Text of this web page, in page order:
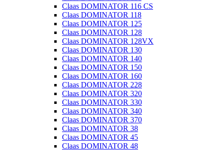
Claas DOMINATOR 116 CS
Claas DOMINATOR 118
Claas DOMINATOR 125
Claas DOMINATOR 128
Claas DOMINATOR 128VX
Claas DOMINATOR 130
Claas DOMINATOR 140
Claas DOMINATOR 150
Claas DOMINATOR 160
Claas DOMINATOR 228
Claas DOMINATOR 320
Claas DOMINATOR 330
Claas DOMINATOR 340
Claas DOMINATOR 370
Claas DOMINATOR 38
Claas DOMINATOR 45
Claas DOMINATOR 48